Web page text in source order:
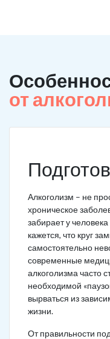
от
Алкоголизм – не
хроническое
забирает у
кажется, что круг
самостоятельно
современные
алкоголизма часто
необходимой
вырваться из
жизни.
От правильности